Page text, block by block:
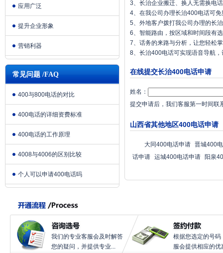
应用广泛
提升企业形象
营销利器
常见问题 /FAQ
400与800电话的对比
400电话的详细资费标准
400电话的工作原理
4008与4006的区别比较
个人可以申请400电话吗
3、长治企业搬迁、换人无需换电
4、在我公司办理长治400电话可
5、外地客户拨打我公司办理的长
6、智能路由，按区域和时间段有
7、话务的来路与分析，让您轻松
8、长治400电话可实现语音导航
在线提交长治400电话申请
姓名：
提交申请后，我们客服第一时间联
山西省其他地区400电话申请
大同400电话申请 晋城400
话申请 运城400电话申请 阳泉
我们的专业客服会及时解答
您的疑问，并提供专业...
根据您选定的号码
服会提供相应的优